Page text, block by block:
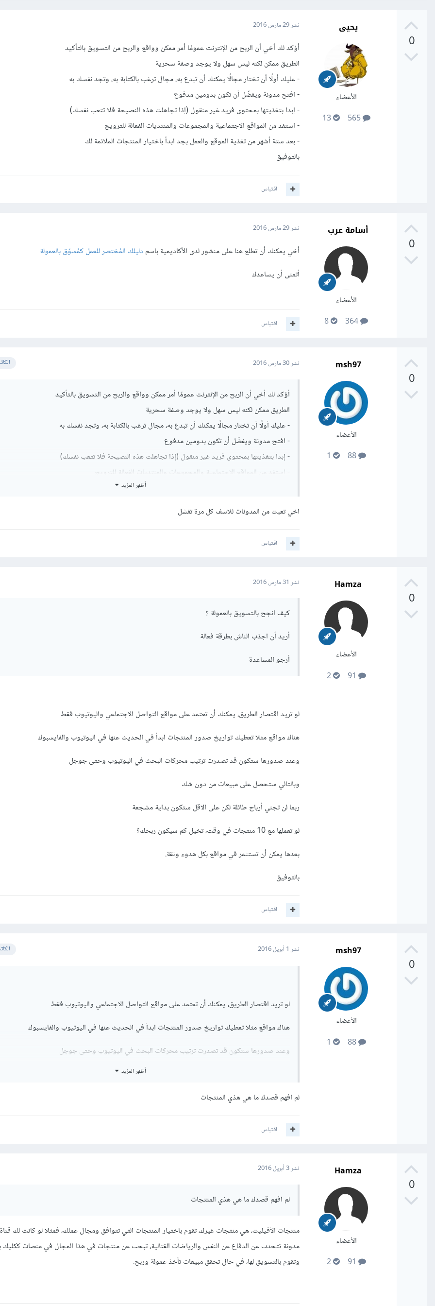
0
يحيى
الأعضاء
565
13
نشر29 مارس 2016
أؤكد لك أخي أن الربح من الإنترنت عمومًا أمر ممكن وواقع والربح من التسويق بالتأكيد
الطريق ممكن لكنه ليس سهل ولا يوجد وصفة سحرية
- عليك أولًا أن تختار مجالًا يمكنك أن تبدع به، مجال ترغب بالكتابة به، وتجد نفسك به
- افتح مدونة ويفضّل أن تكون بدومين مدفوع
- إبدا بتغذيتها بمحتوى فريد غير منقول (إذا تجاهلت هذه النصيحة فلا تتعب نفسك)
- استفد من المواقع الاجتماعية والمجموعات والمنتديات الفعالة للترويج
- بعد ستة أشهر من تغذية الموقع والعمل بجد ابدأ باختيار المنتجات الملائمة لك
بالتوفيق
اقتباس
0
أسامة عرب
الأعضاء
نشر29 مارس 2016
أخي يمكنك أن تطلع هنا على منشور لدى الأكاديمية باسم دليلك المُختصر للعمل كمُسوّق بالعمولة
أتمنى أن يساعدك
اقتباس
0
msh97
الأعضاء
88
نشر30 مارس 2016
أؤكد لك أخي أن الربح من الإنترنت عمومًا أمر ممكن وواقع والربح من التسويق بالتأكيد
الطريق ممكن لكنه ليس سهل ولا يوجد وصفة سحرية
- عليك أولًا أن تختار مجالًا يمكنك أن تبدع به، مجال ترغب بالكتابة به، وتجد نفسك به
- افتح مدونة ويفضّل أن تكون بدومين مدفوع
- إبدا بتغذيتها بمحتوى فريد غير منقول (إذا تجاهلت هذه النصيحة فلا تتعب نفسك)
- استفد من المواقع الاجتماعية والمجموعات والمنتديات الفعالة للترويج
- بعد ستة أشهر من تغذية الموقع والعمل بجد ابدأ باختيار المنتجات الملائمة لك
أظهر المزيد
اخي تعبت من المدونات للاسف كل مرة تفشل
اقتباس
0
Hamza
الأعضاء
2
نشر 31 مارس 2016
كيف انجح بالتسويق بالعمولة ؟
أريد أن اجذب الناش بطرقة فعالة
أرجو المساعدة
لو تريد اقتصار الطريق، يمكنك أن تعتمد على مواقع التواصل الاجتماعي واليوتيوب فقط
هناك مواقع مثلا تعطيك تواريخ صدور المنتجات ابدأ في الحديث عنها في اليوتيوب والفايسبوك
وعند صدورها ستكون قد تصدرت ترتيب محركات البحث في اليوتيوب وحتى جوجل
وبالتالي ستحصل على مبيعات من دون شك
ربما لن تجني أرباح طائلة لكن على الاقل ستكون بداية مشجعة
لو تعملها مع 10 منتجات في وقت، تخيل كم سيكون ربحك؟
بعدها يمكن أن تستثمر في مواقع بكل هدوء وثقة.
بالتوفيق
اقتباس
0
msh97
الأعضاء
88
نشر 1 أبريل 2016
لو تريد اقتصار الطريق، يمكنك أن تعتمد على مواقع التواصل الاجتماعي واليوتيوب فقط
هناك مواقع مثلا تعطيك تواريخ صدور المنتجات ابدأ في الحديث عنها في اليوتيوب والفايسبوك
وعند صدورها ستكون قد تصدرت ترتيب محركات البحث في اليوتيوب وحتى جوجل
ربما لن تجني أرباح طائلة لكن على الاقل ستكون بداية مشجعة
بالتوفيق
أظهر المزيد
لم افهم قصدك ما هي هذي المنتجات
اقتباس
0
Hamza
الأعضاء
2
نشر3 أبريل 2016
لم افهم قصدك ما هي هذي المنتجات
منتجات الأفيليت، هي منتجات غيرك، تقوم باختيار المنتجات التي تتوافق ومجال عملك، فمثلا لو كانت لك
مدونة تتحدث عن الدفاع عن النفس والرياضات القتالية، تبحث عن منتجات في هذا المجال في منصات ككليك
وتقوم بالتسويق لها، في حال تحقق مبيعات تأخذ عمولة وربح.